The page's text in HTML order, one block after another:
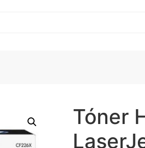
Tóner